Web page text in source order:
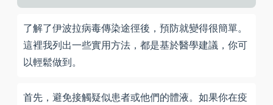
了解了伊波拉病毒傳染途徑後，預防就變得很簡單。
這裡我列出一些實用方法，都是基於醫學建議，你可
以輕鬆做到。
首先，避免接觸疑似患者或他們的體液。如果你在疫